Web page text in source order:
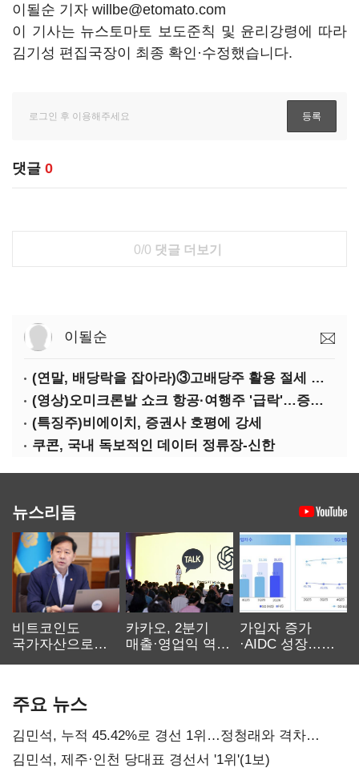
이될순 기자 willbe@etomato.com
이 기사는 뉴스토마토 보도준칙 및 윤리강령에 따라
김기성 편집국장이 최종 확인·수정했습니다.
댓글 0
0/0 댓글 더보기
이될순
(연말, 배당락을 잡아라)③고배당주 활용 절세 효과 '톡톡'
(영상)오미크론발 쇼크 항공·여행주 '급락'…증권가 "단기 반등 여력 약화"
(특징주)비에이치, 증권사 호평에 강세
쿠콘, 국내 독보적인 데이터 정류장-신한
뉴스리듬
비트코인도
국가자산으로…'
카카오, 2분기
매출·영업익 역대
가입자 증가
·AIDC 성장…
주요 뉴스
김민석, 누적 45.42%로 경선 1위…정청래와 격차
0.86%p(2보)
김민석, 제주·인천 당대표 경선서 '1위'(1보)